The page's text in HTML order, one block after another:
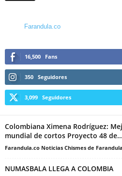
Farandula.co
16,500 Fans
350 Seguidores
3,099 Seguidores
Colombiana Ximena Rodríguez:
mundial de cortos Proyecto 48 de...
Farandula.co Noticias Chismes de
NUMASBALA LLEGA A COLOMBIA